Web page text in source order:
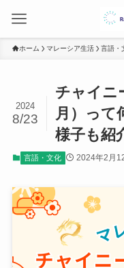
ホーム マレーシア生活 言語・
チャイニ
月）って
様子も紹
2024
8/23
言語・文化 2024年2月